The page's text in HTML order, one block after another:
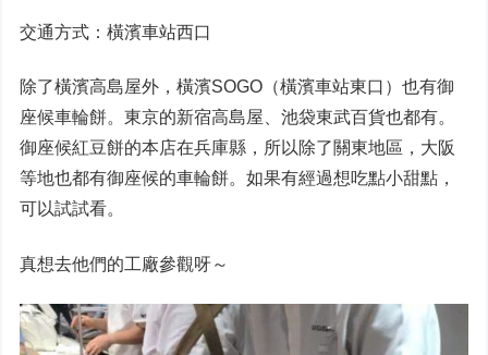
交通方式：橫濱車站西口
除了橫濱高島屋外，橫濱SOGO（橫濱車站東口）也有御
座候車輪餅。東京的新宿高島屋、池袋東武百貨也都有。
御座候紅豆餅的本店在兵庫縣，所以除了關東地區，大阪
等地也都有御座候的車輪餅。如果有經過想吃點小甜點，
可以試試看。
真想去他們的工廠參觀呀～